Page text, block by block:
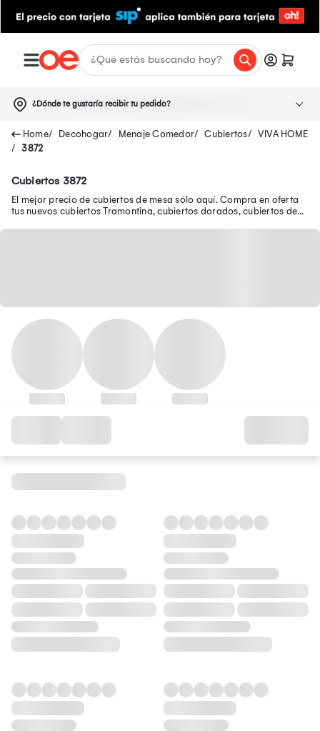
¿Dónde te gustaría recibir tu pedido?
Decohogar Menaje Comedor Cubiertos
VIVA HOME
3872
Cubiertos 3872
El mejor precio de cubiertos de mesa sólo aquí. Compra en oferta
tus nuevos cubiertos Tramontina, cubiertos dorados, cubiertos de